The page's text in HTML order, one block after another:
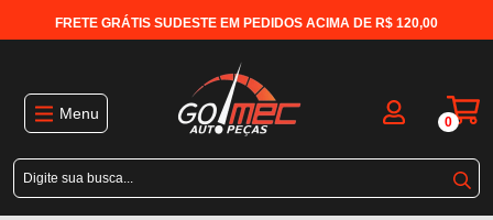
FRETE GRÁTIS SUDESTE EM PEDIDOS ACIMA DE R$ 120,00
Menu 0